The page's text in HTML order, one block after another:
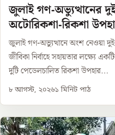
জুলাই গণ-অভ্যুত্থানের
অটোরিকশা-রিকশা উপহার
জুলাই গণ-অভ্যুত্থানে অংশ নেওয়া
জীবিকা নির্বাহে সহায়তার লক্ষ্যে
দুটি পেডেলচালিত রিকশা উপহার...
৮ আগস্ট, ২০২৬১ মিনিট পাঠ